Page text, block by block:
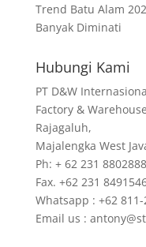
Trend Batu Alam
Banyak Diminati
Hubungi Kami
PT D&W
Factory &
Rajagaluh,
Majalengka West
Ph: + 62 231 8802888
Fax. +62 231
Whatsapp : +62
Email us :